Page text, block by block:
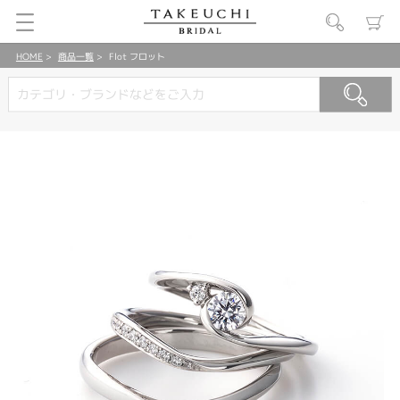
HOME 商品一覧 Flot フロット